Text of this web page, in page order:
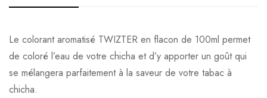
Le colorant aromatisé TWIZTER en flacon de 100ml permet
de coloré l’eau de votre chicha et d’y apporter un goût qui
se mélangera parfaitement à la saveur de votre tabac à
chicha.
Avis clients
Based on 0 Reviews
Ajouter mon avis
Questions clients
Poser ma question